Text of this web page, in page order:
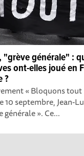
générale" :
ont-elles joué en
?
« Bloquons tout
10 septembre, Jean-
générale ». Ce...